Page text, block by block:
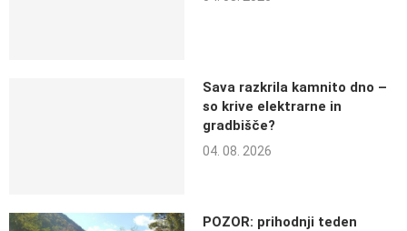
Sava razkrila kamnito dno –
so krive elektrarne in
gradbišče?
04. 08. 2026
POZOR: prihodnji teden